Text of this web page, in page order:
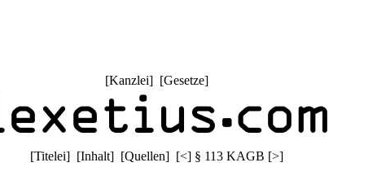
[Kanzlei] [Gesetze]
[Titelei] [Inhalt] [Quellen] [<] § 113 KAGB [>]